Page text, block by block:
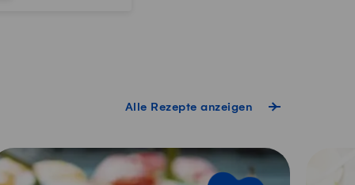
Alle Rezepte anzeigen